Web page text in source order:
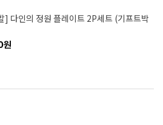
] 다인의 정원 플레이트 2P세트 (기프트박